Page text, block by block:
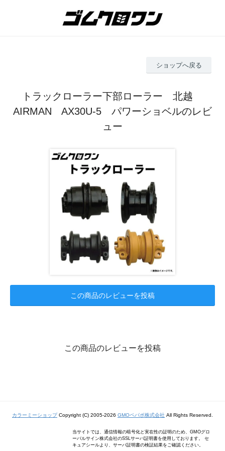
ショップへ戻る
トラックローラー下部ローラー 北越
AIRMAN AX30U-5 パワーショベルのレビ
ュー
この商品のレビューを投稿
この商品のレビューを投稿
カラーミーショップCopyright (C) 2005-2026 GMOペパボ株式会社 All Rights Reserved.
当サイトでは、通信情報の暗号化と実在性の証明のため、GMOグロ
ーバルサイン株式会社のSSLサーバ証明書を使用しております。 セ
キュアシールより、サーバ証明書の検証結果をご確認ください。